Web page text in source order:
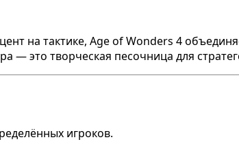
на тактике, Age of Wonders 4
— это творческая песочница для
игроков.